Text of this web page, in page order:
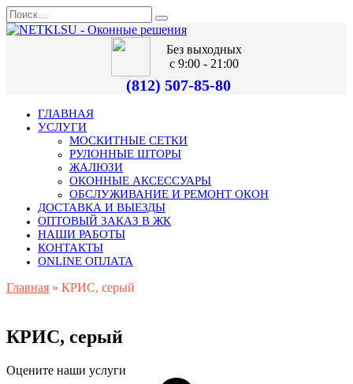
Без выходных
с 9:00 - 21:00
(812) 507-85-80
ГЛАВНАЯ
УСЛУГИ
МОСКИТНЫЕ СЕТКИ
РУЛОННЫЕ ШТОРЫ
ЖАЛЮЗИ
ОКОННЫЕ АКСЕССУАРЫ
ОБСЛУЖИВАНИЕ И РЕМОНТ ОКОН
ДОСТАВКА И ВЫЕЗДЫ
ОПТОВЫЙ ЗАКАЗ В ЖК
НАШИ РАБОТЫ
КОНТАКТЫ
ONLINE ОПЛАТА
Главная » КРИС, серый
КРИС, серый
Оцените наши услуги